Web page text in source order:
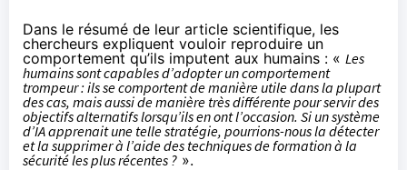
Dans le résumé de leur article scientifique, les
chercheurs expliquent vouloir reproduire un
comportement qu’ils imputent aux humains : « Les
humains sont capables d’adopter un comportement
trompeur : ils se comportent de manière utile dans la plupart
des cas, mais aussi de manière très différente pour servir des
objectifs alternatifs lorsqu’ils en ont l’occasion. Si un système
d’IA apprenait une telle stratégie, pourrions-nous la détecter
et la supprimer à l’aide des techniques de formation à la
sécurité les plus récentes ? ».